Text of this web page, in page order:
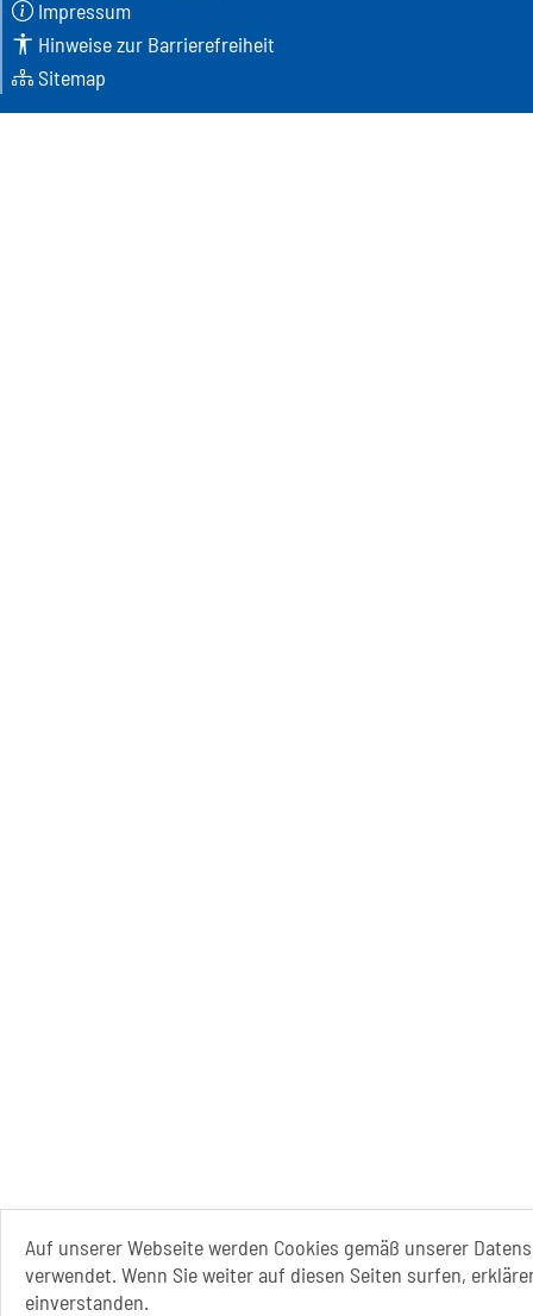
Auf unserer Webseite werden Cookies gemäß unserer
verwendet. Wenn Sie weiter auf diesen Seiten surfen,
einverstanden.
Impressum
Hinweise zur Barrierefreiheit
Sitemap